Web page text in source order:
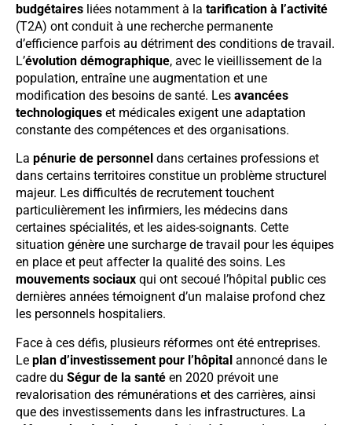
budgétaires liées notamment à la tarification à l’activité
(T2A) ont conduit à une recherche permanente
d’efficience parfois au détriment des conditions de travail.
L’évolution démographique, avec le vieillissement de la
population, entraîne une augmentation et une
modification des besoins de santé. Les avancées
technologiques et médicales exigent une adaptation
constante des compétences et des organisations.
La pénurie de personnel dans certaines professions et
dans certains territoires constitue un problème structurel
majeur. Les difficultés de recrutement touchent
particulièrement les infirmiers, les médecins dans
certaines spécialités, et les aides-soignants. Cette
situation génère une surcharge de travail pour les équipes
en place et peut affecter la qualité des soins. Les
mouvements sociaux qui ont secoué l’hôpital public ces
dernières années témoignent d’un malaise profond chez
les personnels hospitaliers.
Face à ces défis, plusieurs réformes ont été entreprises.
Le plan d’investissement pour l’hôpital annoncé dans le
cadre du Ségur de la santé en 2020 prévoit une
revalorisation des rémunérations et des carrières, ainsi
que des investissements dans les infrastructures. La